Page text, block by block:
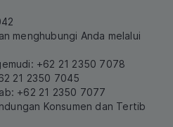
menghubungi Anda melalui
+62 21 2350 7078
21 2350 7045
+62 21 2350 7077
Konsumen dan Tertib